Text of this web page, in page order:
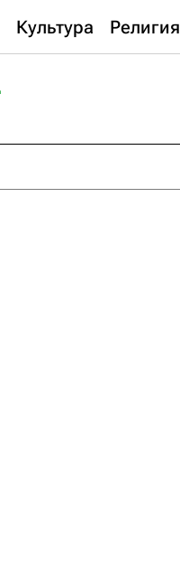
Культура Религия